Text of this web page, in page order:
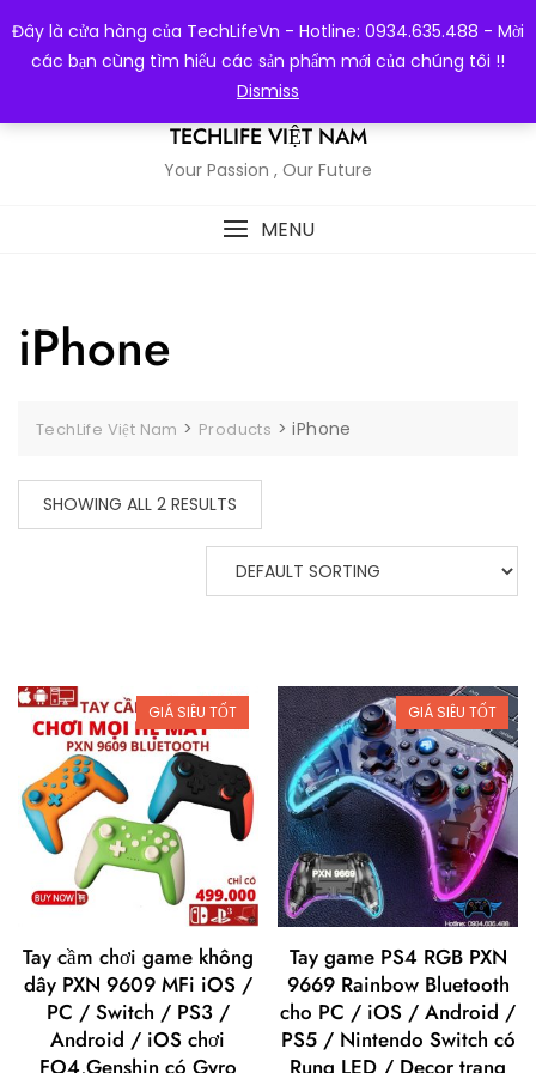
Đây là cửa hàng của TechLifeVn - Hotline: 0934.635.488 - Mời
các bạn cùng tìm hiểu các sản phẩm mới của chúng tôi !!
Dismiss
to
content
TECHLIFE VIỆT NAM
Your Passion , Our Future
MENU
iPhone
TechLife Việt Nam > Products >iPhone
SHOWING ALL 2 RESULTS
GIÁ SIÊU TỐT
Tay cầm chơi game không
dây PXN 9609 MFi iOS /
PC / Switch / PS3 /
Android / iOS chơi
FO4,Genshin có Gyro
GIÁ SIÊU TỐT
Tay game PS4 RGB PXN
9669 Rainbow Bluetooth
cho PC / iOS / Android /
PS5 / Nintendo Switch có
Rung LED / Decor trang